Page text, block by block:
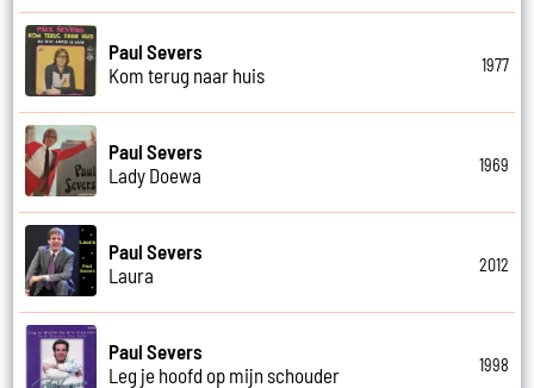
Paul Severs
Kom terug naar huis
1977
Paul Severs
Lady Doewa
1969
Paul Severs
Laura
2012
Paul Severs
Leg je hoofd op mijn schouder
1998